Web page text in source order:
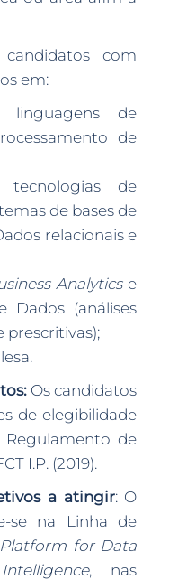
com
em:
linguagens de
de
tecnologias de
de bases de
relacionais e
Analyticse
Dados (análises
prescritivas);
Os candidatos
de elegibilidade
de
I.P. (2019).
a atingir: O
se na Linha de
for Data
, nas